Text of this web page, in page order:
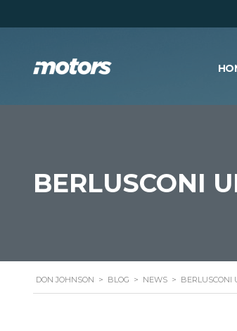
BERLUSCONI
DON JOHNSON > BLOG > NEWS > BERLUSCONI